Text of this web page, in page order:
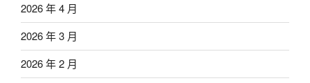
2026 年 4 月
2026 年 3 月
2026 年 2 月